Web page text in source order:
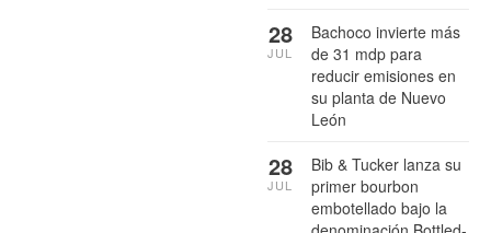
Bachoco invierte más
de 31 mdp para
reducir emisiones en
su planta de Nuevo
León
28
JUL
Bib & Tucker lanza su
primer bourbon
embotellado bajo la
28
JUL